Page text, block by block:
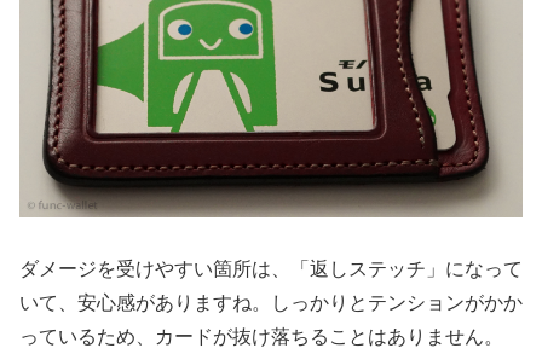
ダメージを受けやすい箇所は、「返しステッチ」になって
いて、安心感がありますね。しっかりとテンションがかか
っているため、カードが抜け落ちることはありません。